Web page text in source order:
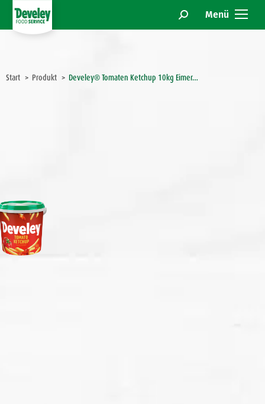
Menü
Search:
Start Produkt Develey® Tomaten Ketchup 10kg Eimer…